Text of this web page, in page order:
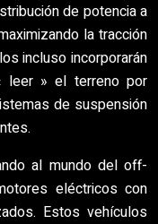
de potencia a
la tracción
incluso incorporarán
leer » el terreno por
de suspensión
al mundo del off-
eléctricos con
Estos vehículos